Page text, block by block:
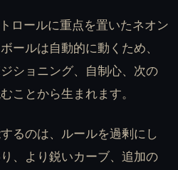
ロールに重点を置いたネオン
ールは自動的に動くため、
ショニング、自制心、次の
ことから生まれます。
るのは、ルールを過剰にし
、より鋭いカーブ、追加の